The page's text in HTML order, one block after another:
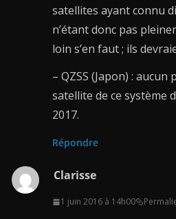
satellites ayant connu
n’étant donc pas
loin s’en faut ; ils
– QZSS (Japon) :
satellite de ce système
2017.
Répondre
Clarisse
1 juin 2016 à 14h00